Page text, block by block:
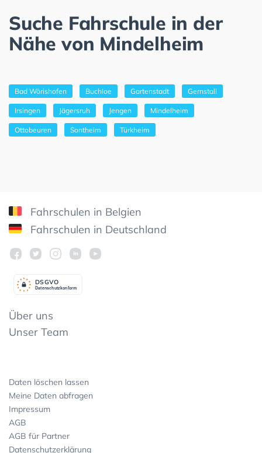
Suche Fahrschule in der
Nähe von Mindelheim
Bad Wörishofen Buchloe Gartenstadt Gernstall
Irsingen Jägersruh Jengen Mindelheim
Ottobeuren Sontheim Türkheim
Fahrschulen in Belgien
Fahrschulen in Deutschland
Datenschutzkonform
DSGVO
Über uns
Unser Team
Daten löschen lassen
Meine Daten abfragen
Impressum
AGB
AGB für Partner
Datenschutzerklärung